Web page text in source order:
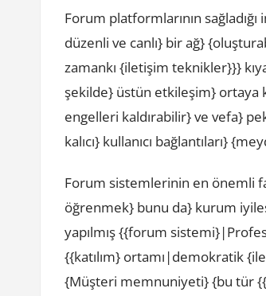
Forum platformlarının
düzenli ve canlı} bir ağ}
zamankı {iletişim teknikler}}}
şekilde} üstün etkileşim} ortaya
engelleri kaldırabilir} ve vefa}
kalıcı} kullanıcı bağlantıları}
Forum sistemlerinin en önemli
öğrenmek} bunu da} kurum
yapılmış {{forum
{{katılım} ortamı|demokratik
{Müşteri memnuniyeti} {bu tür